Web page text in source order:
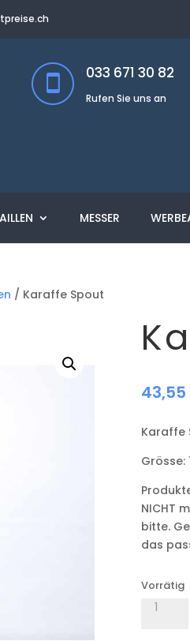
033 671 30 82
Rufen Sie uns an
MESSER
/ Karaffe Spout
43,55
Karaffe
Grösse:
NICHT
bitte.
das
Vorrätig
Karaffe